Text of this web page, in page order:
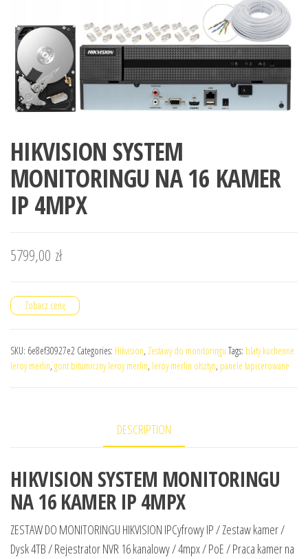
HIKVISION SYSTEM
MONITORINGU NA 16 KAMER
IP 4MPX
5799,00 zł
Zobacz cenę
SKU: 6e8ef30927e2 Categories: Hikvision, Zestawy do monitoringu Tags: blaty kuchenne
leroy merlin, gont bitumiczny leroy merlin, leroy merlin olsztyn, panele tapicerowane
DESCRIPTION
HIKVISION SYSTEM MONITORINGU
NA 16 KAMER IP 4MPX
ZESTAW DO MONITORINGU HIKVISION IPCyfrowy IP / Zestaw kamer /
Dysk 4TB / Rejestrator NVR 16 kanalowy / 4mpx / PoE / Praca kamer na